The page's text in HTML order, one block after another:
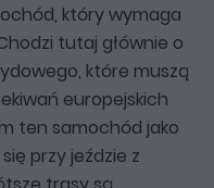
który wymaga
tutaj głównie o
które muszą
europejskich
ten samochód jako
przy jeździe z